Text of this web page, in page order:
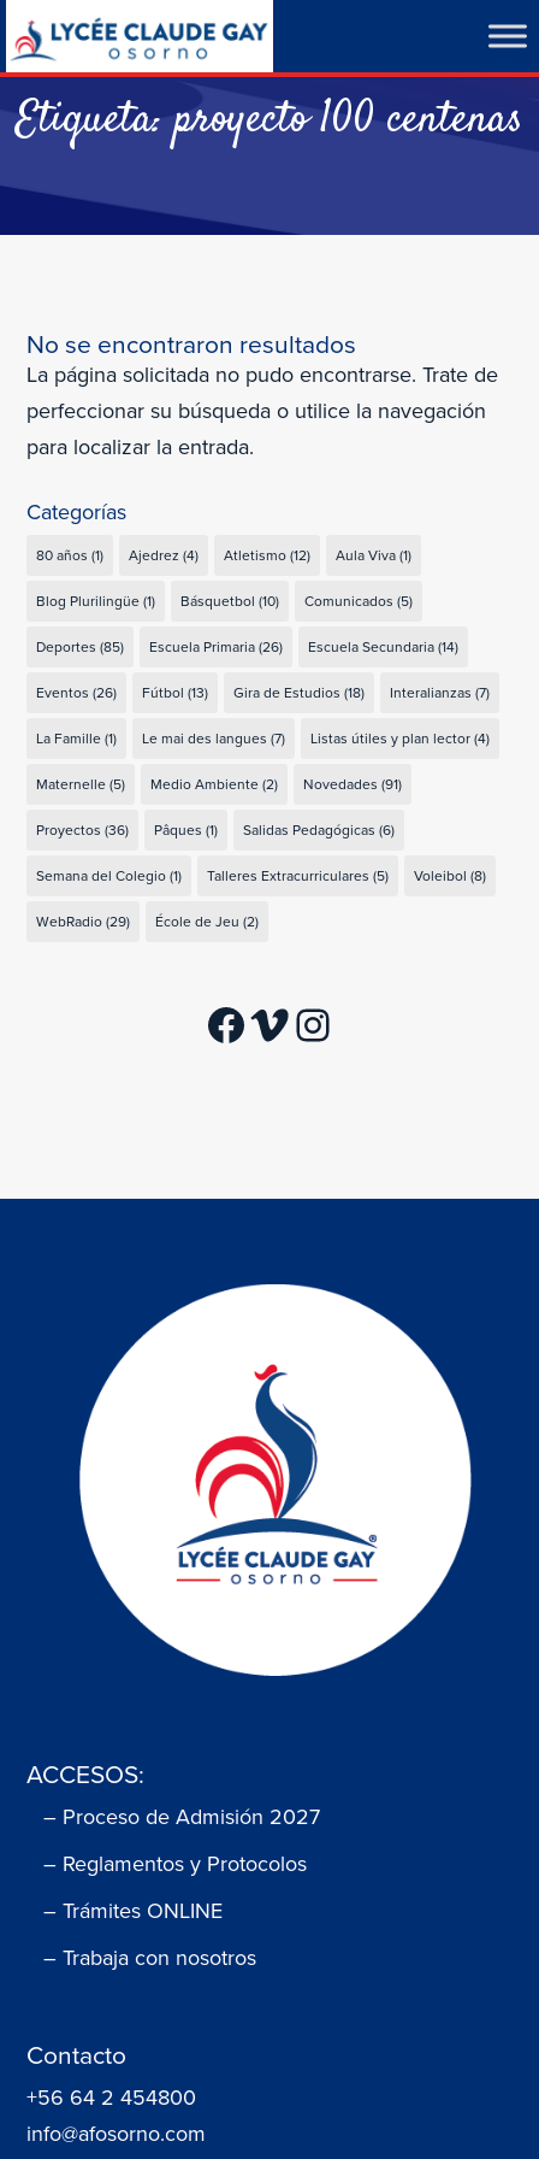
Etiqueta:proyecto 100 centenas
No se encontraron resultados
La página solicitada no pudo encontrarse. Trate de
perfeccionar su búsqueda o utilice la navegación
para localizar la entrada.
Categorías
80 años (1) Ajedrez (4) Atletismo(12) Aula Viva(1)
Blog Plurilingüe(1) Básquetbol (10) Comunicados (5)
Deportes (85) Escuela Primaria(26) Escuela Secundaria(14)
Eventos (26) Fútbol (13) Gira de Estudios (18) Interalianzas (7)
La Famille(1) Le mai des langues (7) Listas útiles y plan lector(4)
Maternelle(5) Medio Ambiente(2) Novedades (91)
Proyectos (36) Pâques (1) Salidas Pedagógicas (6)
Semana del Colegio(1) Talleres Extracurriculares (5) Voleibol (8)
WebRadio(29) École de Jeu (2)
Facebook
VimeoInstagram
ACCESOS:
– Proceso de Admisión 2027
– Reglamentos y Protocolos
– Trámites ONLINE
– Trabaja con nosotros
Contacto
+56 64 2 454800
info@afosorno.com